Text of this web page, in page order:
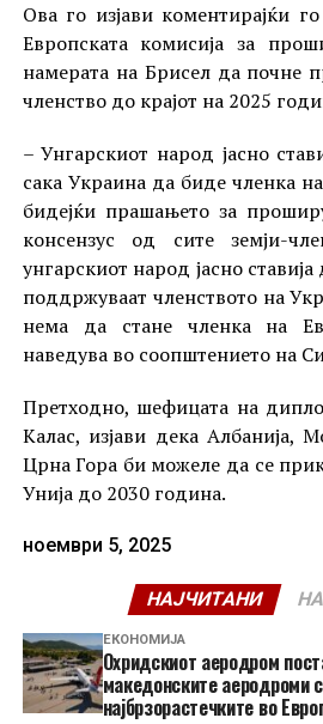
Ова го изјави коментирајќи
Европската комисија за
намерата на Брисел да почне
членство до крајот на 2025
– Унгарскиот народ јасно
сака Украина да биде членка
бидејќи прашањето за
консензус од сите земји-
унгарскиот народ јасно
поддржуваат членството на
нема да стане членка на
наведува во соопштението на
Претходно, шефицата на
Калас, изјави дека Албанија,
Црна Гора би можеле да се
Унија до 2030 година.
ноември 5, 2025
НАЈЧИТАНИ
ЕКОНОМИЈА
Охридскиот аеродром
македонските аеродроми
најбрзорастечките во